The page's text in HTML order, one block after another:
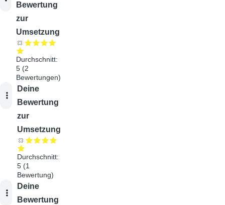
Bewertung
zur
Umsetzung
Durchschnitt:
5 (2
Bewertungen)
Audiodatei
Deine
Bewertung
zur
Umsetzung
Durchschnitt:
5 (1
Bewertung)
Audiodatei
Deine
Bewertung